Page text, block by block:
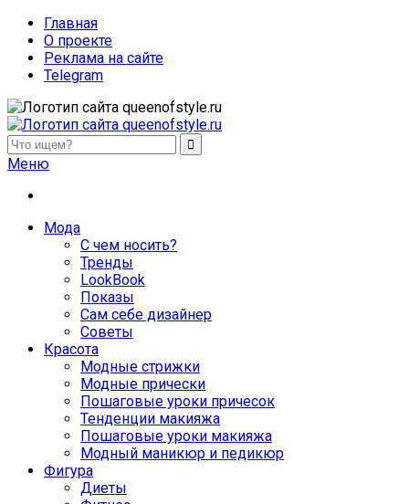
Главная
О проекте
Реклама на сайте
Telegram
queenofstyle.ru
Женский сайт о моде и красоте. Истории преображения и
похудения, отзывы о процедурах и косметике
Меню
Мода
С чем носить?
Тренды
LookBook
Показы
Сам себе дизайнер
Советы
Красота
Модные стрижки
Модные прически
Пошаговые уроки причесок
Тенденции макияжа
Пошаговые уроки макияжа
Модный маникюр и педикюр
Фигура
Диеты